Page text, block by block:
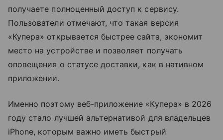
получаете полноценный доступ к сервису.
Пользователи отмечают, что такая версия
«Купера» открывается быстрее сайта, экономит
место на устройстве и позволяет получать
оповещения о статусе доставки, как в нативном
приложении.
Именно поэтому веб-приложение «Купера» в 2026
году стало лучшей альтернативой для владельцев
iPhone, которым важно иметь быстрый